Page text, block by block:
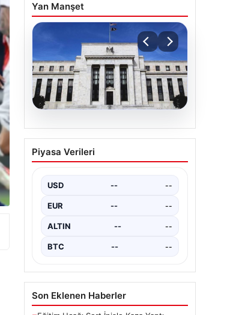
Yan Manşet
03.08.2026
Fed faizi sabit tuttu
{“title”: “ABD Merkez Bankası Faiz
Piyasa Verileri
USD -- --
EUR -- --
ALTIN -- --
BTC -- --
Son Eklenen Haberler